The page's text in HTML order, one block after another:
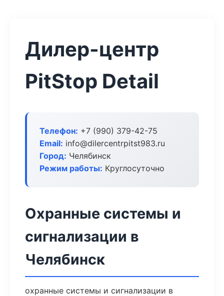
Дилер-центр
PitStop Detail
Телефон: +7 (990) 379-42-75
Email: info@dilercentrpitst983.ru
Город: Челябинск
Режим работы: Круглосуточно
Охранные системы и
сигнализации в
Челябинск
охранные системы и сигнализации в